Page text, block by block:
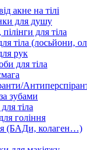
акне на тілі
для душу
для тіла
тіла (лосьйони,
рук
для тіла
зубами
тіла
гоління
(БАДи, колаген…)